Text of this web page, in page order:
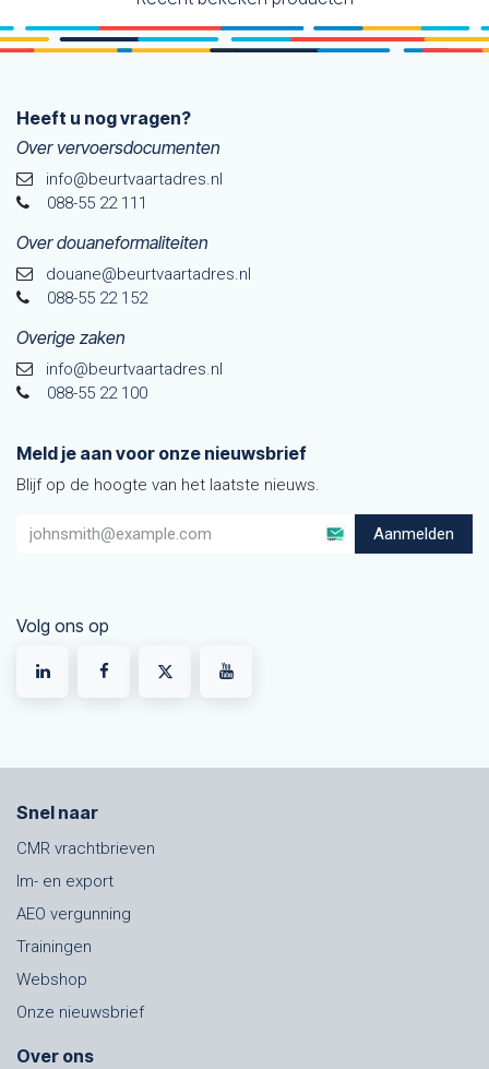
Heeft u nog vragen?
Over vervoersdocumenten
info@beurtvaartadres.nl
088-55 22 111
Over douaneformaliteiten
douane@beurtvaarta​dres.nl
088-55 22 152
Overige zaken
info@beurtvaartadres.nl
088-55 22 100
Meld je aan voor onze nieuwsbrief
Blijf op de hoogte van het laatste nieuws.
Aanmelden
Volg ons op
Snel naar
CMR vrachtbrieven
Im- en export
AEO vergunning
Trainingen
Webshop
Onze nieuwsbrief
Over ons